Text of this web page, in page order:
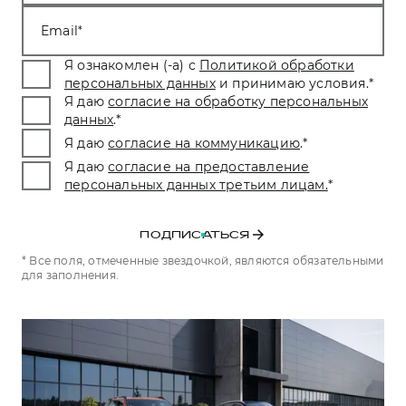
от 3 799 000 ₽ от 4 799 000 ₽
Тест-драйв
Трейд-ин
КРЕДИТ И СТРАХОВАНИЕ
Кредитный калькулятор
Страхование
КОРПОРАТИВНЫМ КЛИЕНТАМ
Корпоративным клиентам
Крупным корпоративным клиентам
Система управления автопарком GWM Fleet
СЕРВИСНОЕ ОБСЛУЖИВАНИЕ
Нулевое ТО
Программа «Помощь на дороге»
Регламенты технического обслуживания
Электронный ПТС
GWM Безопасность
Гарантия HAVAL
Программа «HAVAL Защита+»
Руководства по эксплуатации
Подписки
О дилере
Наша команда
Контакты
Email
Я ознакомлен (-а) с Политикой обработки
персональных данных и принимаю условия.*
Я даю согласие на обработку персональных
данных.*
Я даю согласие на коммуникацию.*
Я даю согласие на предоставление
персональных данных третьим лицам.*
ПОДПИСАТЬСЯ
* Все поля, отмеченные звездочкой, являются обязательными
для заполнения.